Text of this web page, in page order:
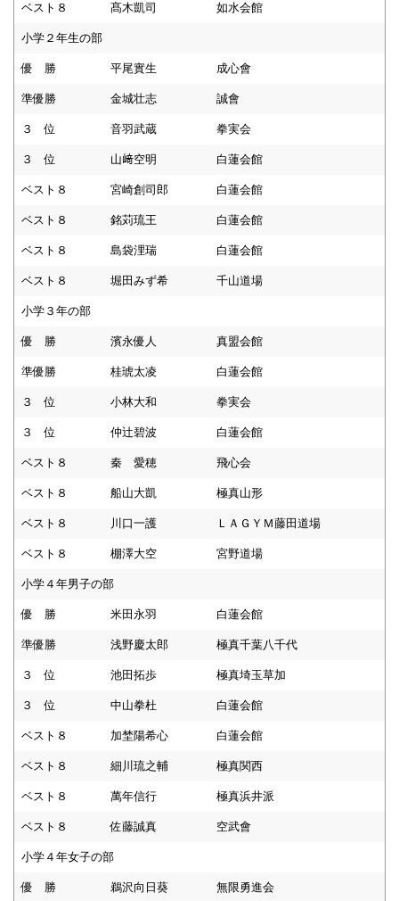
ベスト８ 髙木凱司 如水会館
小学２年生の部
優 勝 平尾實生 成心會
準優勝 金城壮志 誠會
３ 位 音羽武蔵 拳実会
３ 位 山﨑空明 白蓮会館
ベスト８ 宮崎創司郎 白蓮会館
ベスト８ 銘苅琉王 白蓮会館
ベスト８ 島袋浬瑞 白蓮会館
ベスト８ 堀田みず希 千山道場
小学３年の部
優 勝 濱永優人 真盟会館
準優勝 桂琥太凌 白蓮会館
３ 位 小林大和 拳実会
３ 位 仲辻碧波 白蓮会館
ベスト８ 秦 愛穂 飛心会
ベスト８ 船山大凱 極真山形
ベスト８ 川口一護 ＬＡＧＹＭ藤田道場
ベスト８ 棚澤大空 宮野道場
小学４年男子の部
優 勝 米田永羽 白蓮会館
準優勝 浅野慶太郎 極真千葉八千代
３ 位 池田拓歩 極真埼玉草加
３ 位 中山拳杜 白蓮会館
ベスト８ 加埜陽希心 白蓮会館
ベスト８ 細川琉之輔 極真関西
ベスト８ 萬年信行 極真浜井派
ベスト８ 佐藤誠真 空武會
小学４年女子の部
優 勝 鵜沢向日葵 無限勇進会